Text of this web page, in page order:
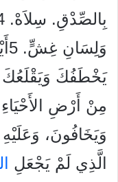
وَلِسَانِ غِشٍّ. 5أَيْضًا يَهْدِمُكَ
يَخْطَفُكَ
الَّذِي لَمْ يَجْعَلِ